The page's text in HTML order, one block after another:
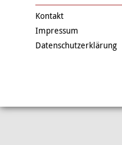
Kontakt
Impressum
Datenschutzerklärung